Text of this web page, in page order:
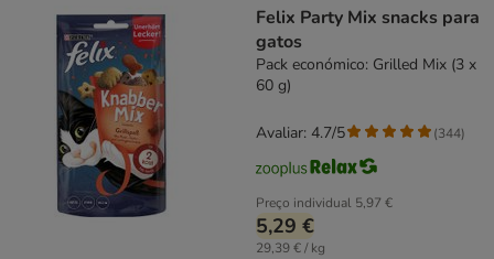
Felix Party Mix snacks para
gatos
Pack económico: Grilled Mix (3 x
60 g)
Preço individual 5,97 €
5,29 €
29,39 € / kg
Avaliar: 4.7/5 (344)